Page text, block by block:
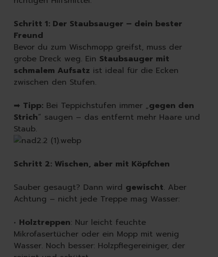
Schritt 1: Der Staubsauger – dein bester
Freund
Bevor du zum Wischmopp greifst, muss der
grobe Dreck weg. Ein Staubsauger mit
schmalem Aufsatz ist ideal für die Ecken
zwischen den Stufen.
➡ Tipp: Bei Teppichstufen immer „gegen den
Strich“ saugen – das entfernt mehr Haare und
Staub.
Schritt 2: Wischen, aber mit Köpfchen
Sauber gesaugt? Dann wird gewischt. Aber
Achtung – nicht jede Treppe mag Wasser:
• Holztreppen: Nur leicht feuchte
Mikrofasertücher oder ein Mopp mit wenig
Wasser. Noch besser: Holzpflegereiniger, der